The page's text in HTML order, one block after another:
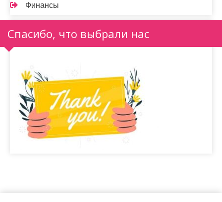
Финансы
Спасибо, что выбрали нас